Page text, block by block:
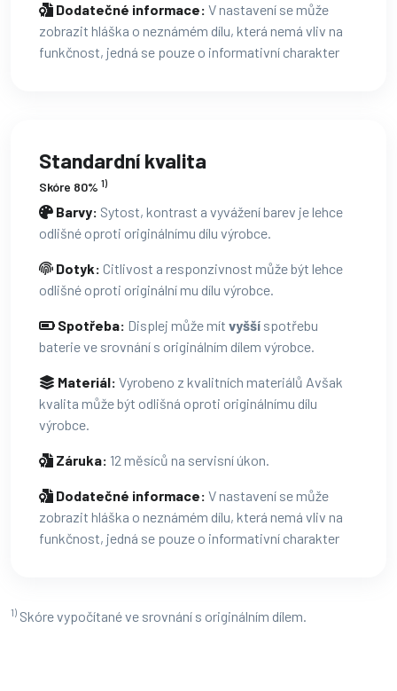
Dodatečné informace: V nastavení se může
zobrazit hláška o neznámém dílu, která nemá vliv na
funkčnost, jedná se pouze o informativní charakter
Standardní kvalita
Skóre 80% 1)
Barvy: Sytost, kontrast a vyvážení barev je lehce
odlišné oproti originálnímu dílu výrobce.
Dotyk: Citlivost a responzivnost může být lehce
odlišné oproti originální mu dílu výrobce.
Spotřeba: Displej může mít vyšší spotřebu
baterie ve srovnání s originálním dílem výrobce.
Materiál: Vyrobeno z kvalitních materiálů Avšak
kvalita může být odlišná oproti originálnímu dílu
výrobce.
Záruka: 12 měsíců na servisní úkon.
Dodatečné informace: V nastavení se může
zobrazit hláška o neznámém dílu, která nemá vliv na
funkčnost, jedná se pouze o informativní charakter
1) Skóre vypočítané ve srovnání s originálním dílem.